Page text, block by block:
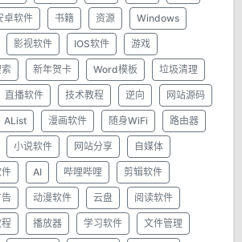
卓软件 书籍 资源 Windows
影视软件 IOS软件 游戏
新年贺卡 Word模板 垃圾清理
直播软件 技术教程 逆向 网站源码
AList 漫画软件 随身WiFi 路由器
小说软件 网站分享 自媒体
AI 哔哩哔哩 剪辑软件
动漫软件 云盘 阅读软件
播放器 学习软件 文件管理